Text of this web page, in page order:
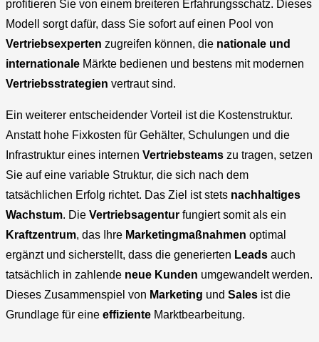
profitieren Sie von einem breiteren Erfahrungsschatz. Dieses
Modell sorgt dafür, dass Sie sofort auf einen Pool von
Vertriebsexperten zugreifen können, die nationale und
internationale Märkte bedienen und bestens mit modernen
Vertriebsstrategien vertraut sind.
Ein weiterer entscheidender Vorteil ist die Kostenstruktur.
Anstatt hohe Fixkosten für Gehälter, Schulungen und die
Infrastruktur eines internen Vertriebsteams zu tragen, setzen
Sie auf eine variable Struktur, die sich nach dem
tatsächlichen Erfolg richtet. Das Ziel ist stets nachhaltiges
Wachstum. Die Vertriebsagentur fungiert somit als ein
Kraftzentrum, das Ihre Marketingmaßnahmen optimal
ergänzt und sicherstellt, dass die generierten Leads auch
tatsächlich in zahlende neue Kunden umgewandelt werden.
Dieses Zusammenspiel von Marketing und Sales ist die
Grundlage für eine effiziente Marktbearbeitung.